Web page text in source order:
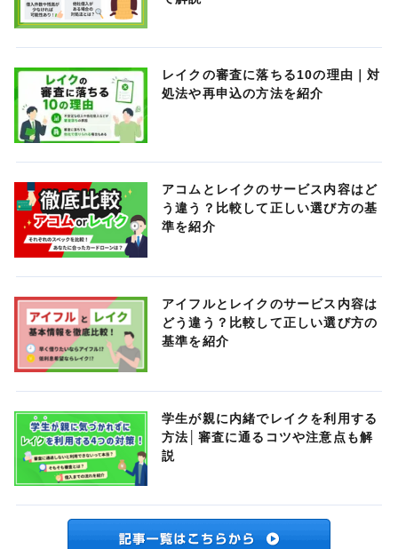
レイクの審査に落ちる10の理由｜対
処法や再申込の方法を紹介
アコムとレイクのサービス内容はど
う違う？比較して正しい選び方の基
準を紹介
アイフルとレイクのサービス内容は
どう違う？比較して正しい選び方の
基準を紹介
学生が親に内緒でレイクを利用する
方法│審査に通るコツや注意点も解
説